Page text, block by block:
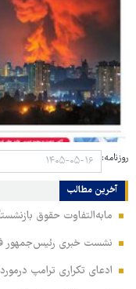
روزنامه:
آخرین مطالب
مابه‌التفاوت حقوق
نشست خبری رئیس‌جمهور
ادعای تکراری ترامپ